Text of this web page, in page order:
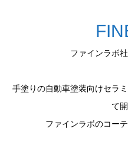
ファインラボ
手塗りの自動車塗装向けセラ
て
ファインラボのコー